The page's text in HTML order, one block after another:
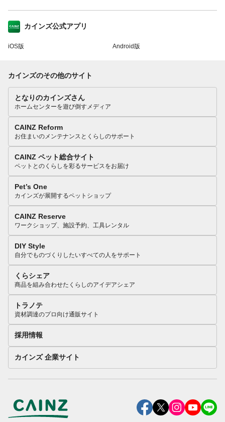
カインズ公式アプリ
iOS版 Android版
カインズのその他のサイト
となりのカインズさん
ホームセンターを遊び倒すメディア
CAINZ Reform
お住まいのメンテナンスとくらしのサポート
CAINZ ペット総合サイト
ペットとのくらしを彩るサービスをお届け
Pet’s One
カインズが展開するペットショップ
CAINZ Reserve
ワークショップ、施設予約、工具レンタル
DIY Style
自分でものづくりしたいすべての人をサポート
くらシェア
商品を組み合わせたくらしのアイデアシェア
トラノテ
資材調達のプロ向け通販サイト
採用情報
カインズ 企業サイト